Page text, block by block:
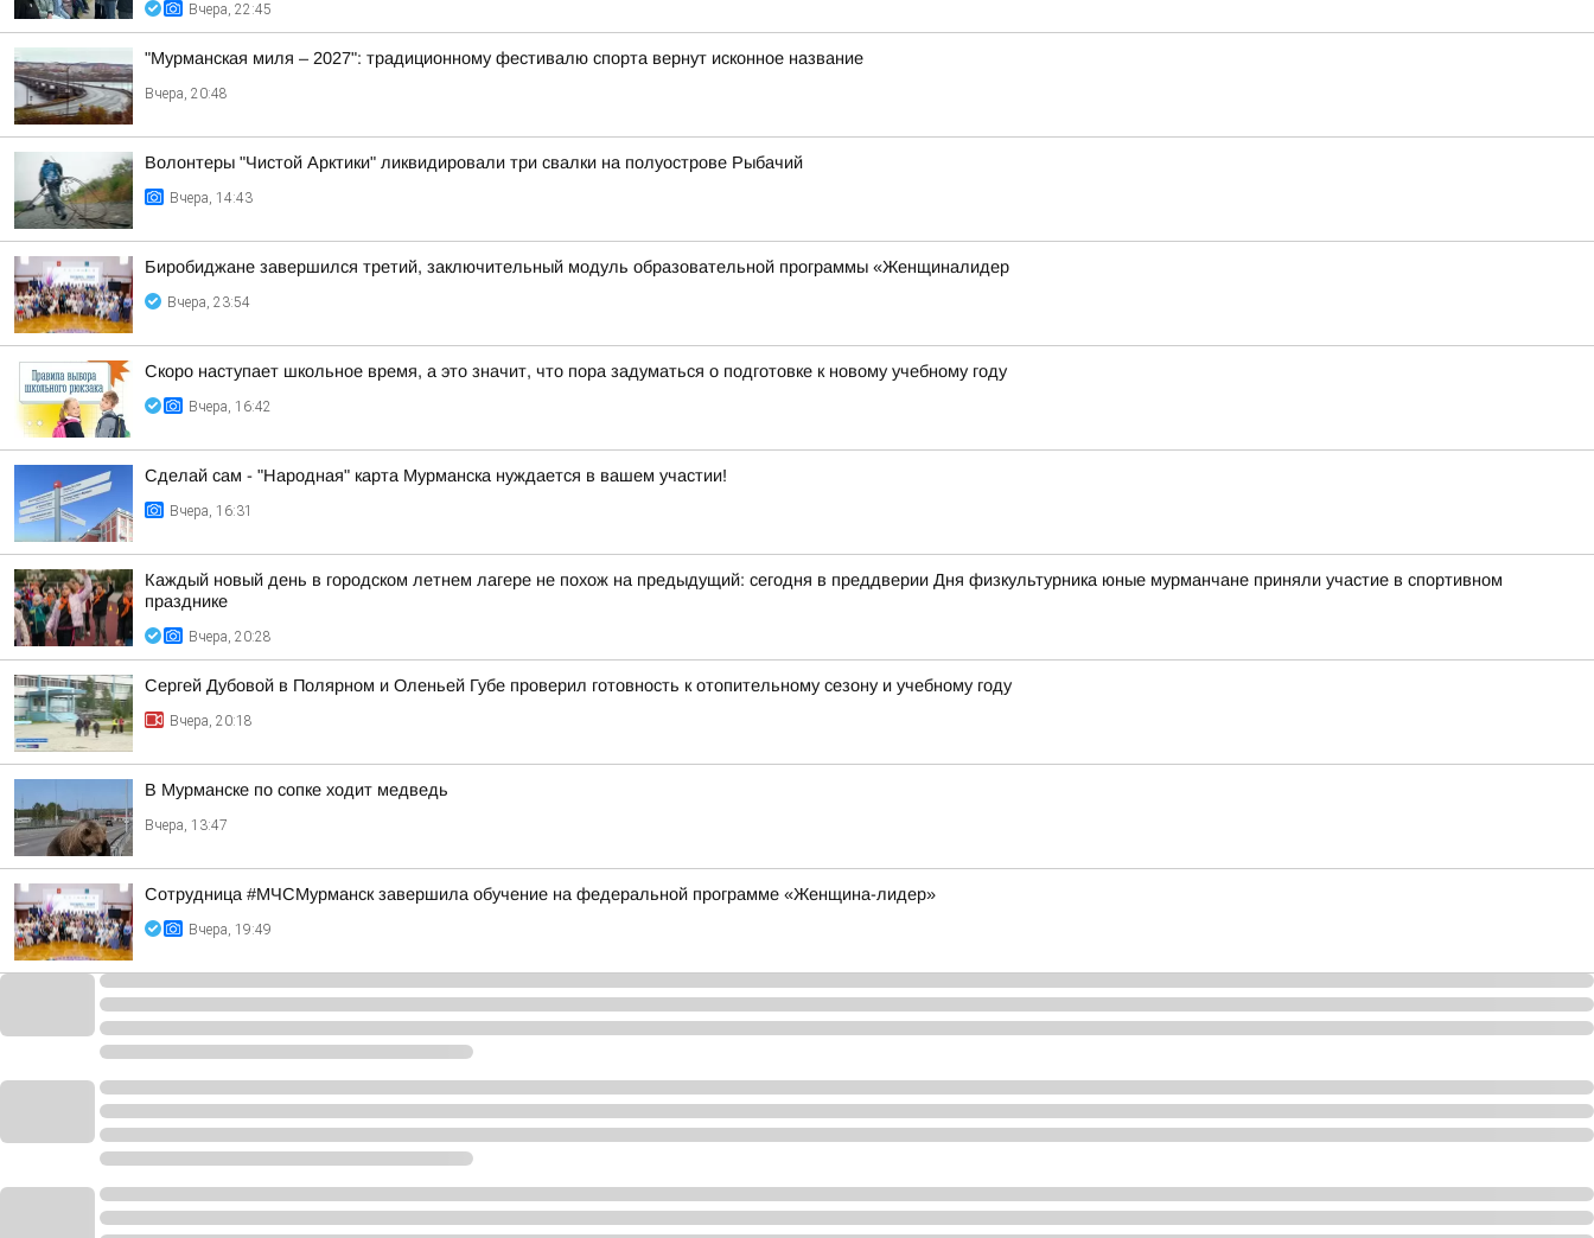
Вчера, 22:45
"Мурманская миля – 2027": традиционному фестивалю спорта вернут исконное название
Вчера, 20:48
Волонтеры "Чистой Арктики" ликвидировали три свалки на полуострове Рыбачий
Вчера, 14:43
Биробиджане завершился третий, заключительный модуль образовательной программы «Женщиналидер
Вчера, 23:54
Скоро наступает школьное время, а это значит, что пора задуматься о подготовке к новому учебному году
Вчера, 16:42
Сделай сам - "Народная" карта Мурманска нуждается в вашем участии!
Вчера, 16:31
Каждый новый день в городском летнем лагере не похож на предыдущий: сегодня в преддверии Дня физкультурника юные мурманчане приняли участие в спортивном
празднике
Вчера, 20:28
Сергей Дубовой в Полярном и Оленьей Губе проверил готовность к отопительному сезону и учебному году
Вчера, 20:18
В Мурманске по сопке ходит медведь
Вчера, 13:47
Сотрудница #МЧСМурманск завершила обучение на федеральной программе «Женщина-лидер»
Вчера, 19:49